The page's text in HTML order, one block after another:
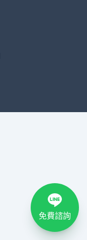
免費諮詢